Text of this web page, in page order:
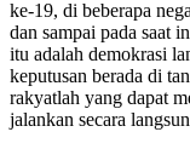
ke-19, di beberapa
dan sampai pada saat
itu adalah demokrasi
keputusan berada di
rakyatlah yang dapat
jalankan secara